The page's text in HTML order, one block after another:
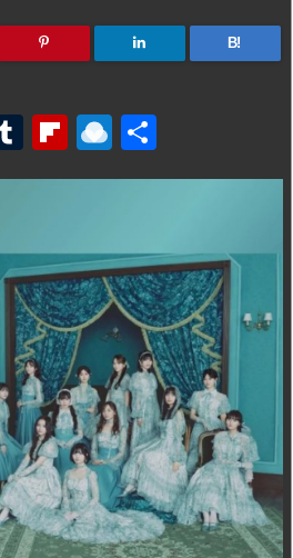
B!
T
u
r
Fl
ip
ar
d
R
ai
o
p.
io
有